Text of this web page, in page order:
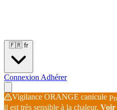
🇫🇷 fr
Connexion Adhérer
Vigilance ORANGE canicule
il est très sensible à la chaleur. Voir